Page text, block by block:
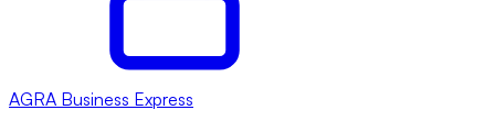
AGRA Business Express